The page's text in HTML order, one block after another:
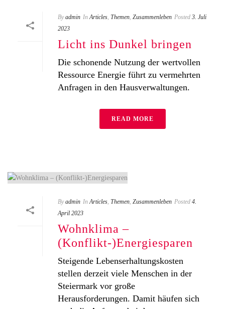
By admin In Articles Themen Zusammenleben Posted 3. Juli
2023
Licht ins Dunkel bringen
Die schonende Nutzung der wertvollen
Ressource Energie führt zu vermehrten
Anfragen in den Hausverwaltungen.
READ MORE
By admin In Articles, Themen, Zusammenleben Posted 4.
April 2023
Wohnklima –
(Konflikt-)Energiesparen
Steigende Lebenserhaltungskosten
stellen derzeit viele Menschen in der
Steiermark vor große
Herausforderungen. Damit häufen sich